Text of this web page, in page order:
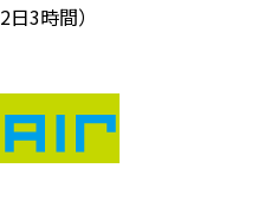
2日3時間）